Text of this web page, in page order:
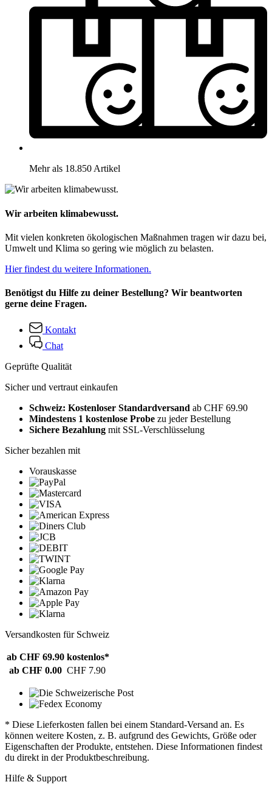
Mehr als 18.850 Artikel
Wir arbeiten klimabewusst.
Mit vielen konkreten ökologischen Maßnahmen tragen wir dazu bei,
Umwelt und Klima so gering wie möglich zu belasten.
Hier findest du weitere Informationen.
Benötigst du Hilfe zu deiner Bestellung? Wir beantworten
gerne deine Fragen.
Kontakt
Chat
Geprüfte Qualität
Sicher und vertraut einkaufen
Schweiz: Kostenloser Standardversand ab CHF 69.90
Mindestens 1 kostenlose Probe zu jeder Bestellung
Sichere Bezahlung mit SSL-Verschlüsselung
Sicher bezahlen mit
Vorauskasse
Versandkosten für Schweiz
ab CHF 69.90 kostenlos*
ab CHF 0.00 CHF 7.90
* Diese Lieferkosten fallen bei einem Standard-Versand an. Es
können weitere Kosten, z. B. aufgrund des Gewichts, Größe oder
Eigenschaften der Produkte, entstehen. Diese Informationen findest
du direkt in der Produktbeschreibung.
Hilfe & Support